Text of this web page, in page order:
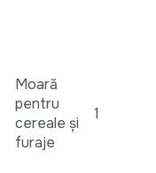
Moară
pentru
cereale și
furaje
1